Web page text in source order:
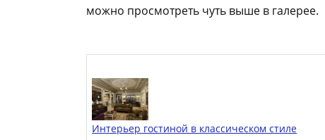
можно просмотреть чуть выше в галерее.
Интерьер гостиной в классическом стиле